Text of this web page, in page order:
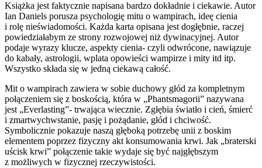
Książka jest faktycznie napisana bardzo dokładnie i ciekawie. Autor
Ian Daniels porusza psychologię mitu o wampirach, ideę cienia
i rolę nieświadomości. Każda karta opisana jest dogłębnie, raczej
powiedziałabym ze strony rozwojowej niż dywinacyjnej. Autor
podaje wyrazy klucze, aspekty cienia- czyli odwrócone, nawiązuje
do kabały, astrologii, wplata opowieści wampirze i mity itd itp.
Wszystko składa się w jedną ciekawą całość.
Mit o wampirach zawiera w sobie duchowy głód za kompletnym
połączeniem się z boskością, która w „Phantsmagorii” nazywana
jest „Everlasting”- trwająca wiecznie. Zgłębia światło i cień, śmierć
i zmartwychwstanie, pasję i pożądanie, głód i chciwość.
Symbolicznie pokazuje naszą głęboką potrzebę unii z boskim
elementem poprzez fizyczny akt konsumowania krwi. Jak „braterski
uścisk krwi” połączenie takie wydaje się być najgłębszym
z możliwych w fizycznej rzeczywistości.